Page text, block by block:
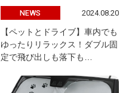
NEWS 2024.08.20
【ペットとドライブ】車内でも
ゆったりリラックス！ダブル固
定で飛び出しも落下も…